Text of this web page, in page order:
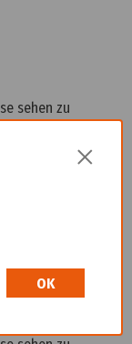
sehen zu
Kupplungen
×
OK